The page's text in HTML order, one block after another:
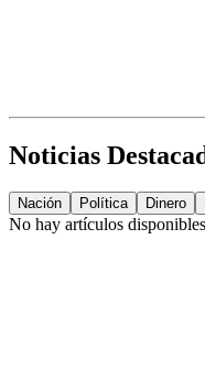
Noticias
Nación Política Dinero
No hay artículos